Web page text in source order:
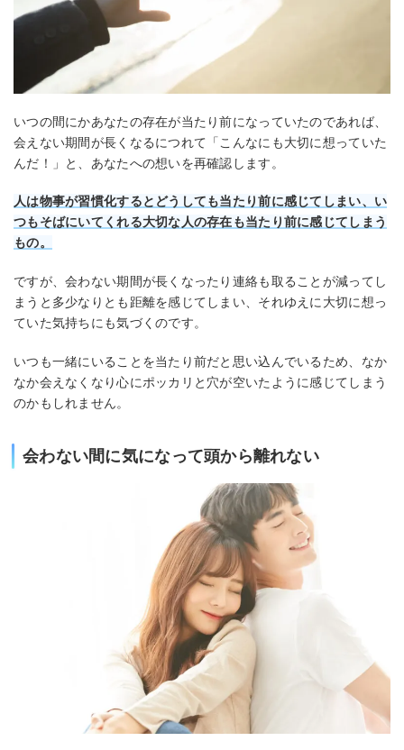
いつの間にかあなたの存在が当たり前になっていたのであれば、
会えない期間が長くなるにつれて「こんなにも大切に想っていた
んだ！」と、あなたへの想いを再確認します。
人は物事が習慣化するとどうしても当たり前に感じてしまい、い
つもそばにいてくれる大切な人の存在も当たり前に感じてしまう
もの。
ですが、会わない期間が長くなったり連絡も取ることが減ってし
まうと多少なりとも距離を感じてしまい、それゆえに大切に想っ
ていた気持ちにも気づくのです。
いつも一緒にいることを当たり前だと思い込んでいるため、なか
なか会えなくなり心にポッカリと穴が空いたように感じてしまう
のかもしれません。
会わない間に気になって頭から離れない